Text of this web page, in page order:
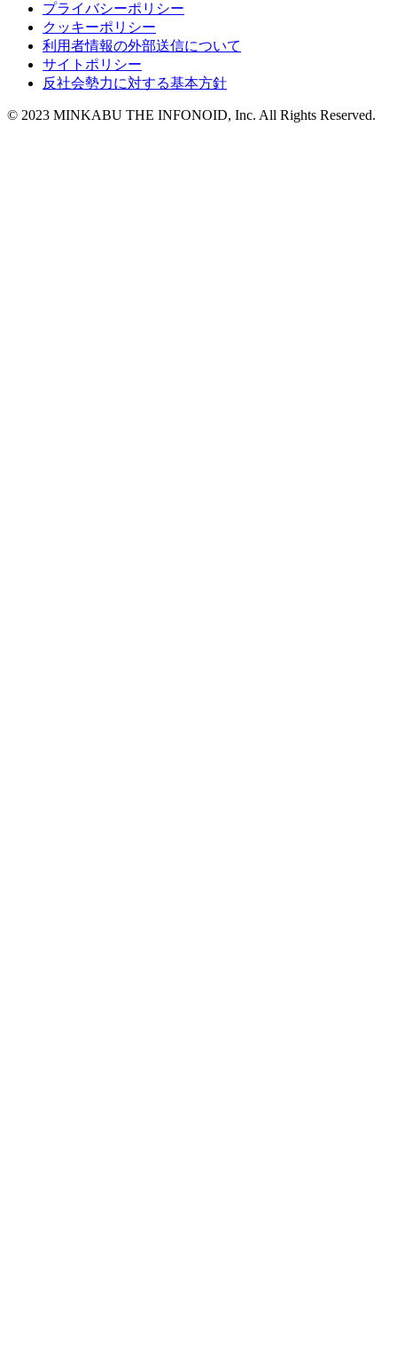
プライバシーポリシー
クッキーポリシー
利用者情報の外部送信について
サイトポリシー
反社会勢力に対する基本方針
© 2023 MINKABU THE INFONOID, Inc. All Rights Reserved.